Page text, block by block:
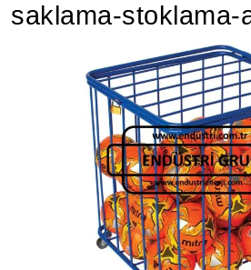
saklama-stoklama-